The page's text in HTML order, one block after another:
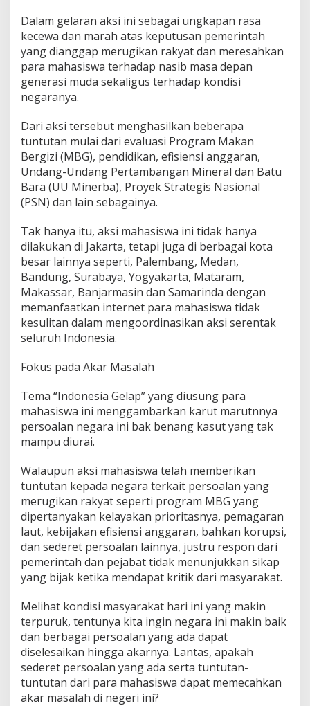
Dalam gelaran aksi ini sebagai ungkapan rasa
kecewa dan marah atas keputusan pemerintah
yang dianggap merugikan rakyat dan meresahkan
para mahasiswa terhadap nasib masa depan
generasi muda sekaligus terhadap kondisi
negaranya.
Dari aksi tersebut menghasilkan beberapa
tuntutan mulai dari evaluasi Program Makan
Bergizi (MBG), pendidikan, efisiensi anggaran,
Undang-Undang Pertambangan Mineral dan Batu
Bara (UU Minerba), Proyek Strategis Nasional
(PSN) dan lain sebagainya.
Tak hanya itu, aksi mahasiswa ini tidak hanya
dilakukan di Jakarta, tetapi juga di berbagai kota
besar lainnya seperti, Palembang, Medan,
Bandung, Surabaya, Yogyakarta, Mataram,
Makassar, Banjarmasin dan Samarinda dengan
memanfaatkan internet para mahasiswa tidak
kesulitan dalam mengoordinasikan aksi serentak
seluruh Indonesia.
Fokus pada Akar Masalah
Tema “Indonesia Gelap” yang diusung para
mahasiswa ini menggambarkan karut marutnnya
persoalan negara ini bak benang kasut yang tak
mampu diurai.
Walaupun aksi mahasiswa telah memberikan
tuntutan kepada negara terkait persoalan yang
merugikan rakyat seperti program MBG yang
dipertanyakan kelayakan prioritasnya, pemagaran
laut, kebijakan efisiensi anggaran, bahkan korupsi,
dan sederet persoalan lainnya, justru respon dari
pemerintah dan pejabat tidak menunjukkan sikap
yang bijak ketika mendapat kritik dari masyarakat.
Melihat kondisi masyarakat hari ini yang makin
terpuruk, tentunya kita ingin negara ini makin baik
dan berbagai persoalan yang ada dapat
diselesaikan hingga akarnya. Lantas, apakah
sederet persoalan yang ada serta tuntutan-
tuntutan dari para mahasiswa dapat memecahkan
akar masalah di negeri ini?